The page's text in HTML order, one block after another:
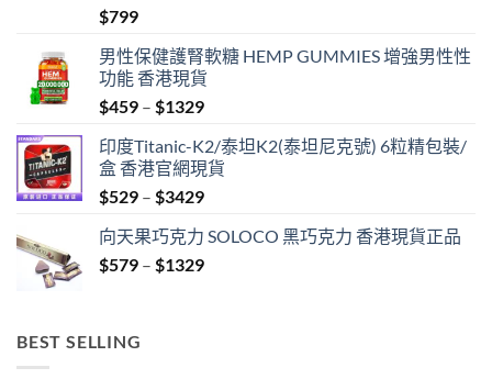
評分
滿分 5
$799
男性保健護腎軟糖 HEMP GUMMIES 增強男性性
功能 香港現貨
$459 – $1329Price
$459
through
$1329
印度Titanic-K2/泰坦K2(泰坦尼克號) 6粒精包裝/
盒 香港官網現貨
$529 – $3429Price
$529
through
向天果巧克力 SOLOCO 黑巧克力 香港現貨正品
$579 – $1329Price
BEST SELLING